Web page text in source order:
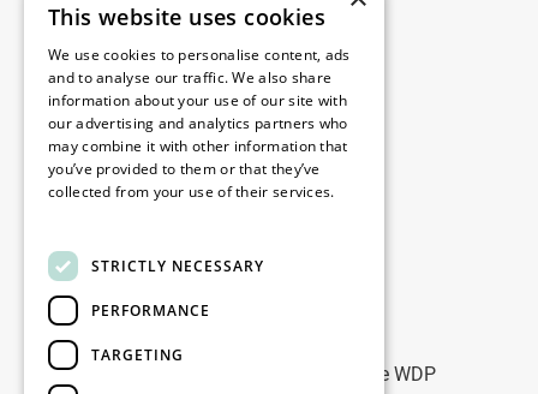
Juridisch
Disclaimer
Privacybeleid
Cookie Policy
Contact
Blijf op de hoogte
Blijf up-to-date: meld u aan voor onze WDP
This website uses cookies
We use cookies to personalise content, ads
and to analyse our traffic. We also share
information about your use of our site with
our advertising and analytics partners who
may combine it with other information that
you’ve provided to them or that they’ve
collected from your use of their services.
STRICTLY NECESSARY
PERFORMANCE
TARGETING